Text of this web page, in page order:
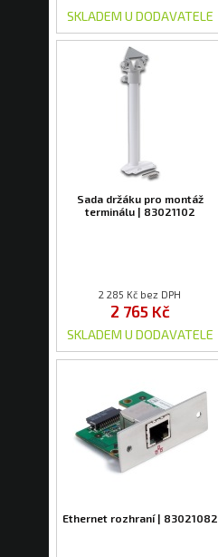
SKLADEM U DODAVATELE
Sada držáku pro montáž
terminálu | 83021102
2 285 Kč bez DPH
2 765 Kč
SKLADEM U DODAVATELE
Ethernet rozhraní | 83021082